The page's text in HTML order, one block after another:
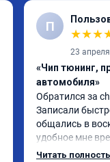
П
★★★
23
«Чип тюнинг,
автомобиля»
Обратился за
Записали
общались в
удобное мне
Работу
Читать